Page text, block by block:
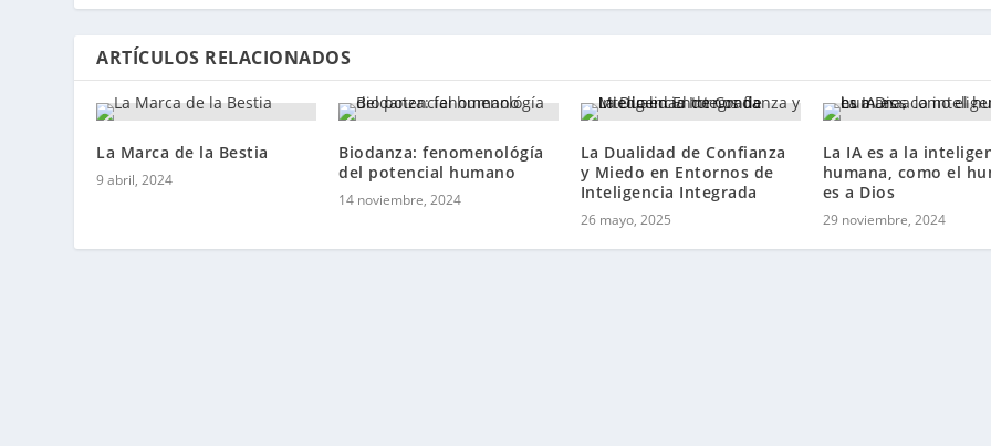
ARTÍCULOS RELACIONADOS
La Marca de la Bestia
9 abril, 2024
Biodanza: fenomenológía
del potencial humano
14 noviembre, 2024
La Dualidad de Confianza
y Miedo en Entornos de
Inteligencia Integrada
26 mayo, 2025
La IA es a la
humana, como el
es a Dios
29 noviembre, 2024